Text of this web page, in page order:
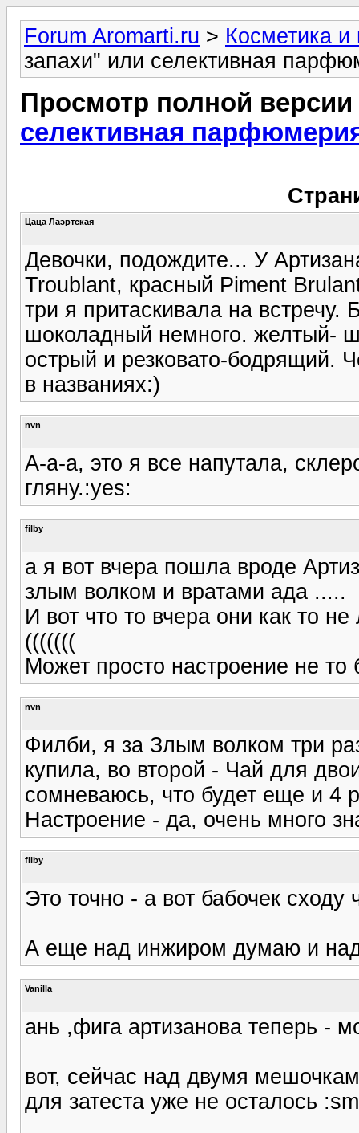
Forum Aromarti.ru > Косметика
запахи" или селективная
Просмотр полной
селективная
Цаца Лаэртская
Девочки, подождите... У
Troublant, красный Piment
три я притаскивала на
шоколадный немного. желтый-
острый и резковато-бодрящий.
в названиях:)
nvn
А-а-а, это я все напутала,
гляну.:yes:
filby
а я вот вчера пошла вроде
злым волком и вратами ада .....
И вот что то вчера они как то
(((((((
Может просто настроение не
nvn
Филби, я за Злым волком три
купила, во второй - Чай для
сомневаюсь, что будет еще и 4
Настроение - да, очень много
filby
Это точно - а вот бабочек
А еще над инжиром думаю и над
Vanilla
ань ,фига артизанова теперь -
вот, сейчас над двумя
для затеста уже не осталось